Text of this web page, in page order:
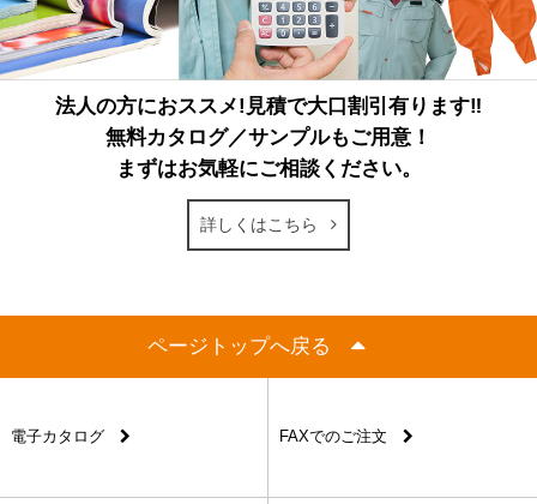
法人の方におススメ!見積で大口割引有ります‼
無料カタログ／サンプルもご用意！
まずはお気軽にご相談ください。
詳しくはこちら
ページトップへ戻る
電子カタログ FAXでのご注文